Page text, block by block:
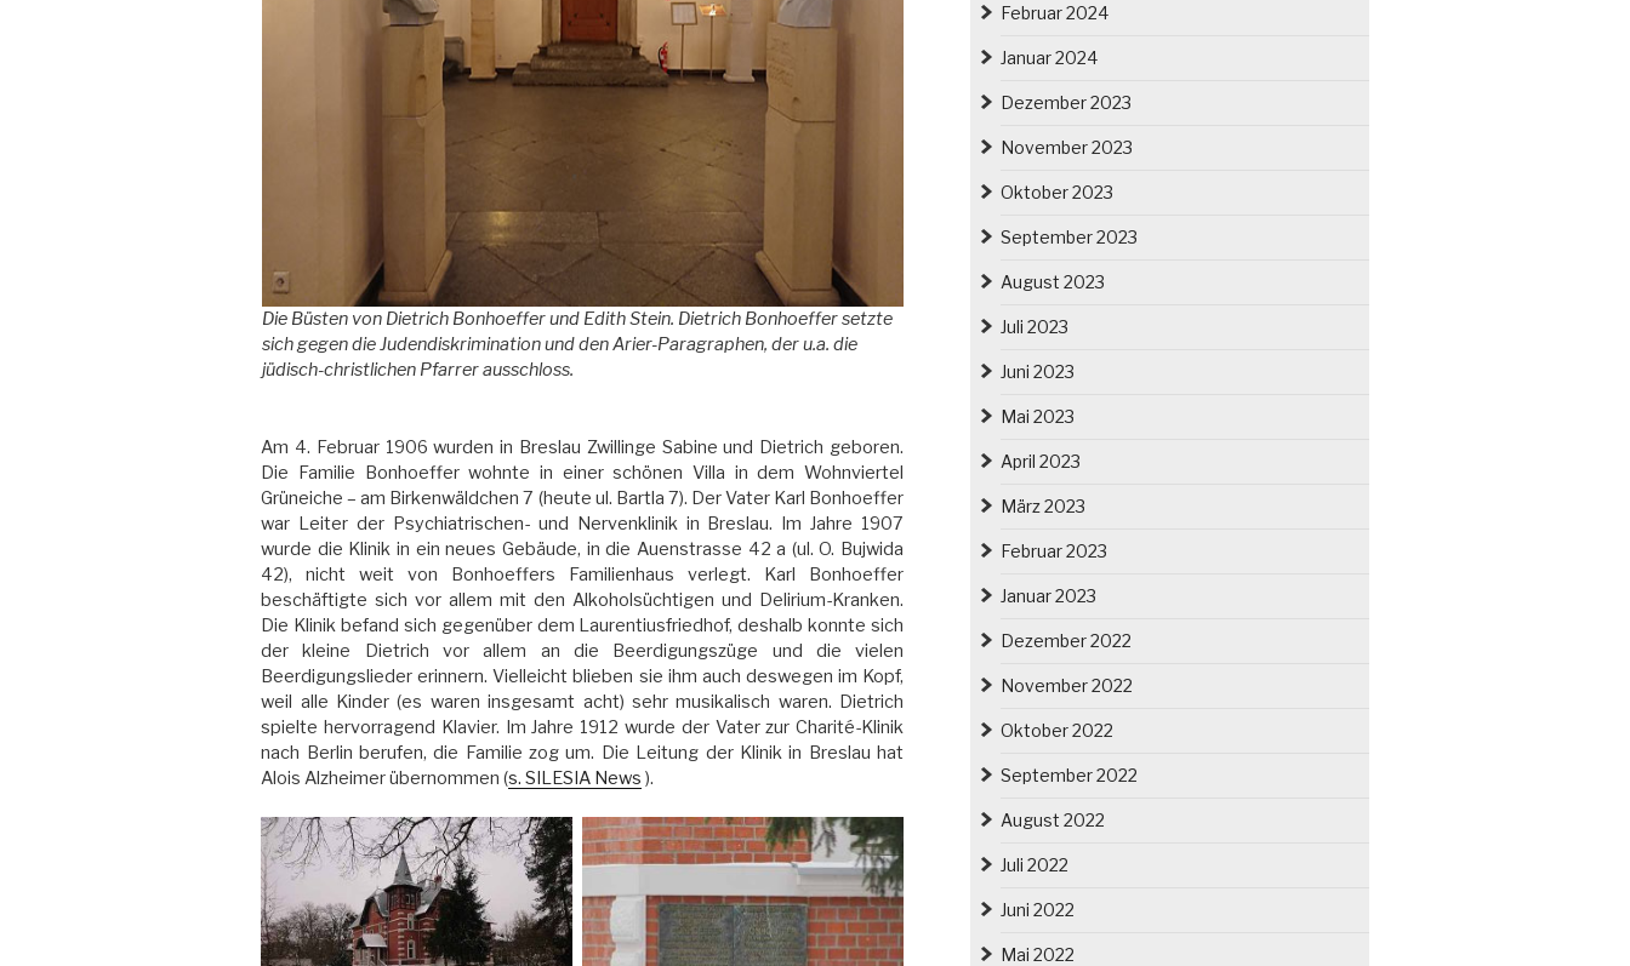
Die Büsten von Dietrich Bonhoeffer und Edith Stein. Dietrich Bonhoeffer setzte
sich gegen die Judendiskrimination und den Arier-Paragraphen, der u.a. die
jüdisch-christlichen Pfarrer ausschloss.
Am 4. Februar 1906 wurden in Breslau Zwillinge Sabine und Dietrich geboren.
Die Familie Bonhoeffer wohnte in einer schönen Villa in dem Wohnviertel
Grüneiche – am Birkenwäldchen 7 (heute ul. Bartla 7). Der Vater Karl Bonhoeffer
war Leiter der Psychiatrischen- und Nervenklinik in Breslau. Im Jahre 1907
wurde die Klinik in ein neues Gebäude, in die Auenstrasse 42 a (ul. O. Bujwida
42), nicht weit von Bonhoeffers Familienhaus verlegt. Karl Bonhoeffer
beschäftigte sich vor allem mit den Alkoholsüchtigen und Delirium-Kranken.
Die Klinik befand sich gegenüber dem Laurentiusfriedhof, deshalb konnte sich
der kleine Dietrich vor allem an die Beerdigungszüge und die vielen
Beerdigungslieder erinnern. Vielleicht blieben sie ihm auch deswegen im Kopf,
weil alle Kinder (es waren insgesamt acht) sehr musikalisch waren. Dietrich
spielte hervorragend Klavier. Im Jahre 1912 wurde der Vater zur Charité-Klinik
nach Berlin berufen, die Familie zog um. Die Leitung der Klinik in Breslau hat
Alois Alzheimer übernommen (s. SILESIA News ).
Februar 2024
Januar 2024
Dezember 2023
November 2023
Oktober 2023
September 2023
August 2023
Juli 2023
Juni 2023
Mai 2023
April 2023
März 2023
Februar 2023
Januar 2023
Dezember 2022
November 2022
Oktober 2022
September 2022
August 2022
Juli 2022
Juni 2022
Mai 2022